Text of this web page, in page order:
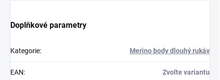
Doplňkové parametry
Kategorie: Merino body dlouhý rukáv
EAN: Zvolte variantu